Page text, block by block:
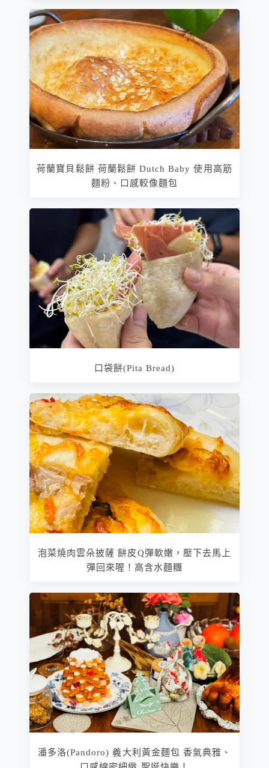
荷蘭寶貝鬆餅 荷蘭鬆餅 Dutch Baby 使用高筋
麵粉、口感較像麵包
口袋餅(Pita Bread)
泡菜燒肉雲朵披薩 餅皮Q彈軟嫩，壓下去馬上
彈回來喔！高含水麵糰
潘多洛(Pandoro) 義大利黃金麵包 香氣典雅、